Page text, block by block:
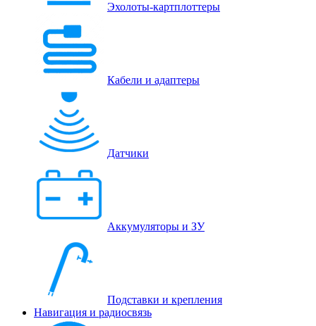
Эхолоты-картплоттеры
Кабели и адаптеры
Датчики
Аккумуляторы и ЗУ
Подставки и крепления
Навигация и радиосвязь